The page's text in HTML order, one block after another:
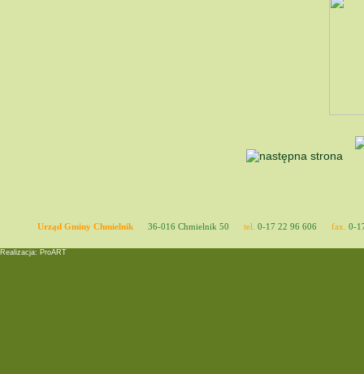
Urząd Gminy Chmielnik 36-016 Chmielnik 50 tel. 0-17 22 96 606 fax. 0-
Realizacja: ProART